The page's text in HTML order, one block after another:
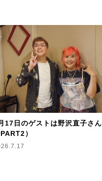
17日のゲストは野沢直子さん
PART2）